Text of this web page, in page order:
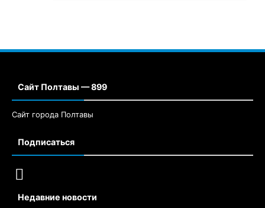
Сайт Полтавы — 899
Сайт города Полтавы
Подписаться
Недавние новости